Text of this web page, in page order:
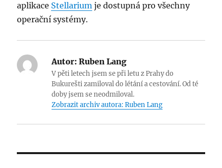
aplikace Stellarium je dostupná pro všechny
operační systémy.
Autor: Ruben Lang
V pěti letech jsem se při letu z Prahy do
Bukurešti zamiloval do létání a cestování. Od té
doby jsem se neodmiloval.
Zobrazit archiv autora: Ruben Lang